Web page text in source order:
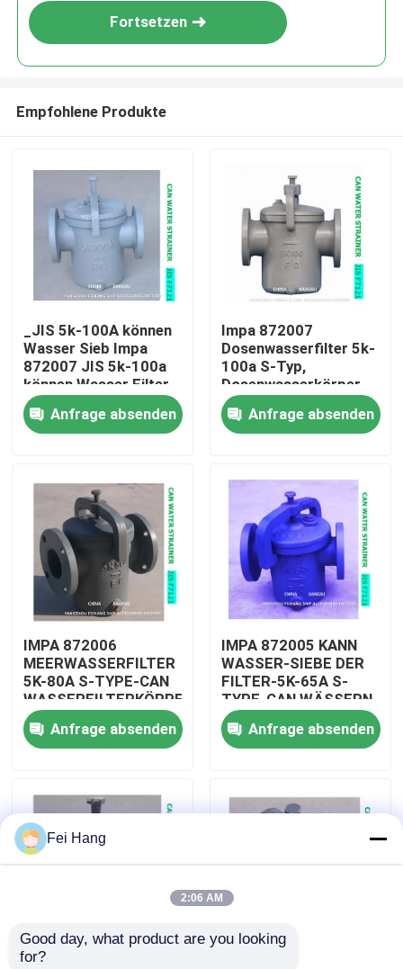
Produkte
Über uns
Fabrik Tour
Qualitätskontrolle
Kontakt
Marine-Entlüftungskopf
Marine Sea Water Strainer
Fortsetzen
Empfohlene Produkte
_JIS 5k-100A können
Wasser Sieb Impa
872007 JIS 5k-100a
können Wasser Filter
Körper - cast
Roheisen Filter -
rostfrei
Anfrage absenden
Impa 872007
Dosenwasserfilter 5k-
100a S-Typ,
Dosenwasserkörper,
Gusseisenfilter,
Edelstahl
Anfrage absenden
IMPA 872006
MEERWASSERFILTER
5K-80A S-TYPE-CAN
WASSERFILTERKÖRPER-
GUSSEISEN-FILTER-
EDELSTAHL
Anfrage absenden
IMPA 872005 KANN
WASSER-SIEBE DER
FILTER-5K-65A S-
TYPE-CAN WÄSSERN,
DIE BODY-CAST
FILTER-STAINLESS
STAHL BÜGELN
Anfrage absenden
IMPA 872004 5K-500A
Fei Hang
2:06 AM
Good day, what product are you looking
for?